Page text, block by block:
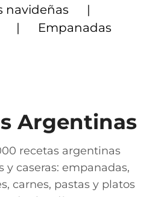
navideñas
Empanadas
Argentinas
recetas argentinas
y caseras: empanadas,
carnes, pastas y platos